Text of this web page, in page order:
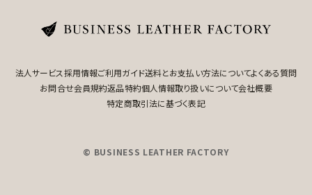
法人サービス採用情報ご利用ガイド送料とお支払い方法についてよくある質問
お問合せ会員規約返品特約個人情報取り扱いについて会社概要
特定商取引法に基づく表記
© BUSINESS LEATHER FACTORY